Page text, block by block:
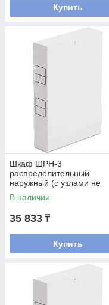
Купить
Шкаф ШРН-3
распределительный
наружный (с узлами не
входит, только коллектора)
В наличии
35 833 ₸
Купить